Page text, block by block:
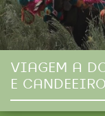
VIAGEM A
E